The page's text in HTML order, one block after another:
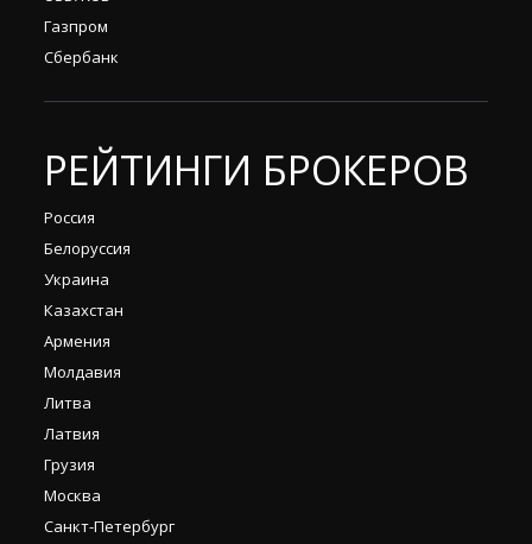
Газпром
Сбербанк
РЕЙТИНГИ БРОКЕРОВ
Россия
Белоруссия
Украина
Казахстан
Армения
Молдавия
Литва
Латвия
Грузия
Москва
Санкт-Петербург